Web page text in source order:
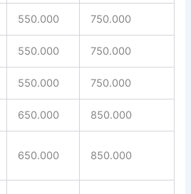
550.000 750.000
550.000 750.000
550.000 750.000
650.000 850.000
650.000 850.000